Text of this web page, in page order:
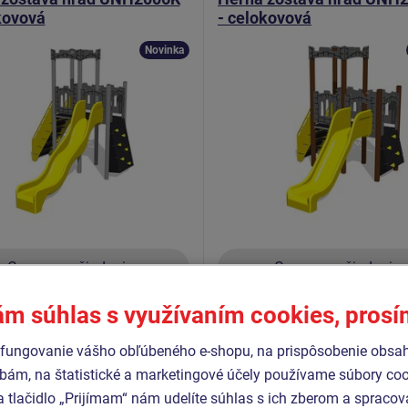
Cena na vyžiadanie
Novinka
cimburie, 3x bariéry,
s nášľapmi a bočnicami,
stena.
- celokovová
Cena na vyžiadanie
2x Veža, šmýkačka, cimburie, 3x
šikmý výlez s nášľapmi a
šikmá lezecká stena.
súhlas s využívaním cookies,
vášho obľúbeného e-shopu, na prispôsobenie
na štatistické a marketingové účely používame súbory
tlačidlo „Prijímam“ nám udelíte súhlas s ich zberom a